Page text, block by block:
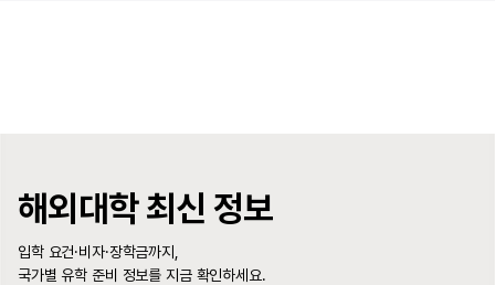
해외대학 최신 정보
입학 요건·비자·장학금까지,
국가별 유학 준비 정보를 지금 확인하세요.